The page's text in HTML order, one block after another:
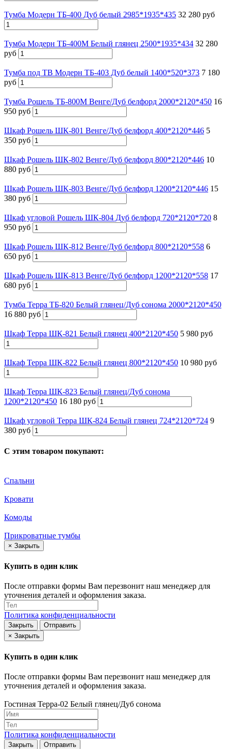
Тумба Модерн ТБ-400 Дуб белый 2985*1935*435 32 280 руб
Тумба Модерн ТБ-400М Белый глянец 2500*1935*434 32 280
руб
Тумба под ТВ Модерн ТБ-403 Дуб белый 1400*520*373 7 180
руб
Тумба Рошель ТБ-800М Венге/Дуб белфорд 2000*2120*450 16
950 руб
Шкаф Рошель ШК-801 Венге/Дуб белфорд 400*2120*446 5
350 руб
Шкаф Рошель ШК-802 Венге/Дуб белфорд 800*2120*446 10
880 руб
Шкаф Рошель ШК-803 Венге/Дуб белфорд 1200*2120*446 15
380 руб
Шкаф угловой Рошель ШК-804 Дуб белфорд 720*2120*720 8
950 руб
Шкаф Рошель ШК-812 Венге/Дуб белфорд 800*2120*558 6
650 руб
Шкаф Рошель ШК-813 Венге/Дуб белфорд 1200*2120*558 17
680 руб
Тумба Терра ТБ-820 Белый глянец/Дуб сонома 2000*2120*450
16 880 руб
Шкаф Терра ШК-821 Белый глянец 400*2120*450 5 980 руб
Шкаф Терра ШК-822 Белый глянец 800*2120*450 10 980 руб
Шкаф Терра ШК-823 Белый глянец/Дуб сонома
1200*2120*450 16 180 руб
Шкаф угловой Терра ШК-824 Белый глянец 724*2120*724 9
380 руб
С этим товаром покупают:
Спальни
Кровати
Комоды
Прикроватные тумбы
× Закрыть
Купить в один клик
После отправки формы Вам перезвонит наш менеджер для
уточнения деталей и оформления заказа.
Политика конфиденциальности
Закрыть
Отправить
× Закрыть
Купить в один клик
После отправки формы Вам перезвонит наш менеджер для
уточнения деталей и оформления заказа.
Гостиная Терра-02 Белый глянец/Дуб сонома
Политика конфиденциальности
Закрыть Отправить